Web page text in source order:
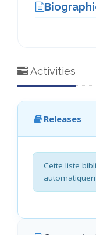
Activities
Releases
Cette liste